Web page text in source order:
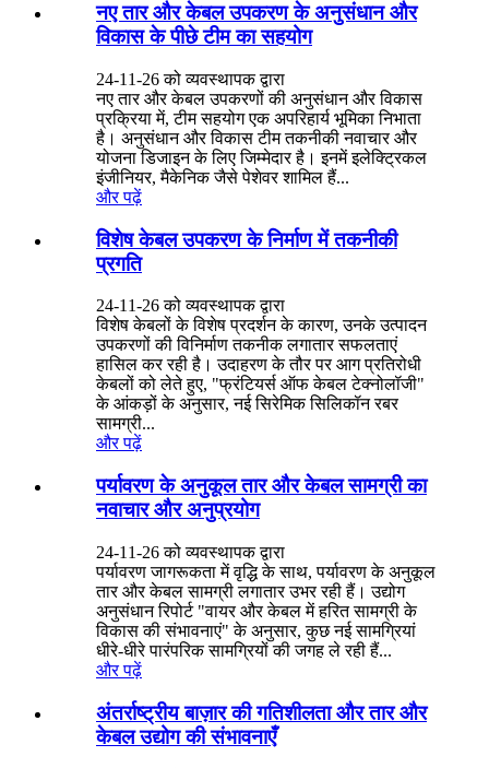
नए तार और केबल उपकरण के अनुसंधान और
विकास के पीछे टीम का सहयोग
24-11-26 को व्यवस्थापक द्वारा
नए तार और केबल उपकरणों की अनुसंधान और विकास
प्रक्रिया में, टीम सहयोग एक अपरिहार्य भूमिका निभाता
है। अनुसंधान और विकास टीम तकनीकी नवाचार और
योजना डिजाइन के लिए जिम्मेदार है। इनमें इलेक्ट्रिकल
इंजीनियर, मैकेनिक जैसे पेशेवर शामिल हैं...
और पढ़ें
विशेष केबल उपकरण के निर्माण में तकनीकी
प्रगति
24-11-26 को व्यवस्थापक द्वारा
विशेष केबलों के विशेष प्रदर्शन के कारण, उनके उत्पादन
उपकरणों की विनिर्माण तकनीक लगातार सफलताएं
हासिल कर रही है। उदाहरण के तौर पर आग प्रतिरोधी
केबलों को लेते हुए, "फ्रंटियर्स ऑफ केबल टेक्नोलॉजी"
के आंकड़ों के अनुसार, नई सिरेमिक सिलिकॉन रबर
सामग्री...
और पढ़ें
पर्यावरण के अनुकूल तार और केबल सामग्री का
नवाचार और अनुप्रयोग
24-11-26 को व्यवस्थापक द्वारा
पर्यावरण जागरूकता में वृद्धि के साथ, पर्यावरण के अनुकूल
तार और केबल सामग्री लगातार उभर रही हैं। उद्योग
अनुसंधान रिपोर्ट "वायर और केबल में हरित सामग्री के
विकास की संभावनाएं" के अनुसार, कुछ नई सामग्रियां
धीरे-धीरे पारंपरिक सामग्रियों की जगह ले रही हैं...
और पढ़ें
अंतर्राष्ट्रीय बाज़ार की गतिशीलता और तार और
केबल उद्योग की संभावनाएँ